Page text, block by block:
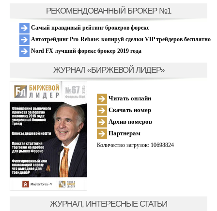
РЕКОМЕНДОВАННЫЙ БРОКЕР №1
Самый правдивый рейтинг брокеров форекс
Автотрейдинг Pro-Rebate: копируй сделки VIP трейдеров бесплатно
Nord FX лучший форекс брокер 2019 года
ЖУРНАЛ «БИРЖЕВОЙ ЛИДЕР»
Читать онлайн
Скачать номер
Архив номеров
Партнерам
Количество загрузок: 10698824
ЖУРНАЛ, ИНТЕРЕСНЫЕ СТАТЬИ